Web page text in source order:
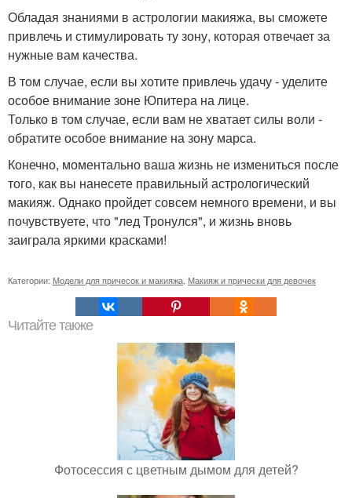
Обладая знаниями в астрологии макияжа, вы сможете
привлечь и стимулировать ту зону, которая отвечает за
нужные вам качества.
В том случае, если вы хотите привлечь удачу - уделите
особое внимание зоне Юпитера на лице.
Только в том случае, если вам не хватает силы воли -
обратите особое внимание на зону марса.
Конечно, моментально ваша жизнь не измениться после
того, как вы нанесете правильный астрологический
макияж. Однако пройдет совсем немного времени, и вы
почувствуете, что "лед Тронулся", и жизнь вновь
заиграла яркими красками!
Категории: Модели для причесок и макияжа Макияж и прически для девочек
Читайте также
Фотосессия с цветным дымом для детей?